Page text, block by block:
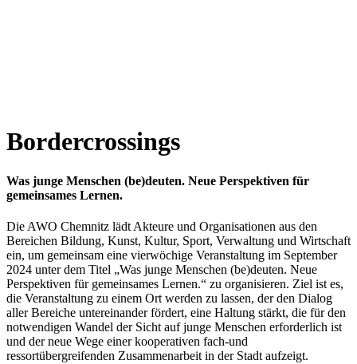
Bordercrossings
Was junge Menschen (be)deuten. Neue Perspektiven für
gemeinsames Lernen.
Die AWO Chemnitz lädt Akteure und Organisationen aus den
Bereichen Bildung, Kunst, Kultur, Sport, Verwaltung und Wirtschaft
ein, um gemeinsam eine vierwöchige Veranstaltung im September
2024 unter dem Titel „Was junge Menschen (be)deuten. Neue
Perspektiven für gemeinsames Lernen.“ zu organisieren. Ziel ist es,
die Veranstaltung zu einem Ort werden zu lassen, der den Dialog
aller Bereiche untereinander fördert, eine Haltung stärkt, die für den
notwendigen Wandel der Sicht auf junge Menschen erforderlich ist
und der neue Wege einer kooperativen fach-und
ressortübergreifenden Zusammenarbeit in der Stadt aufzeigt.